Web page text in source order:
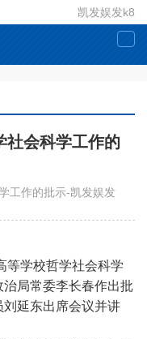
凯发娱发k8
社会科学工作的
工作的批示-凯发娱发
学校哲学社会科学
局常委李长春作出批
延东出席会议并讲